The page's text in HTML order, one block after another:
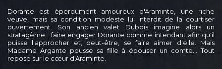
Dorante est éperdument amoureux d'Araminte, une riche
veuve, mais sa condition modeste lui interdit de la courtiser
ouvertement. Son ancien valet Dubois imagine alors un
stratagème : faire engager Dorante comme intendant afin qu'il
puisse l'approcher et, peut-être, se faire aimer d'elle. Mais
Madame Argante pousse sa fille à épouser un comte… Tout
repose sur le cœur d'Araminte.